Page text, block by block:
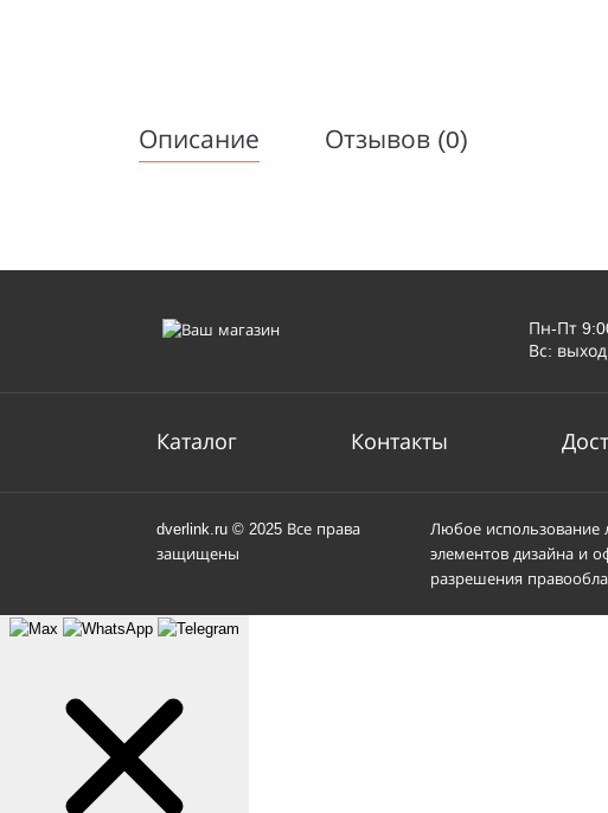
Описание Отзывов (0)
Пн-Пт
Вс:
Каталог Контакты
dverlink.ru © 2025 Все права
защищены
Любое использование
элементов дизайна и
разрешения